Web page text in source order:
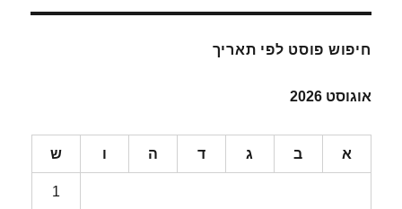
חיפוש פוסט לפי תאריך
אוגוסט 2026
א ב ג ד ה ו ש
1